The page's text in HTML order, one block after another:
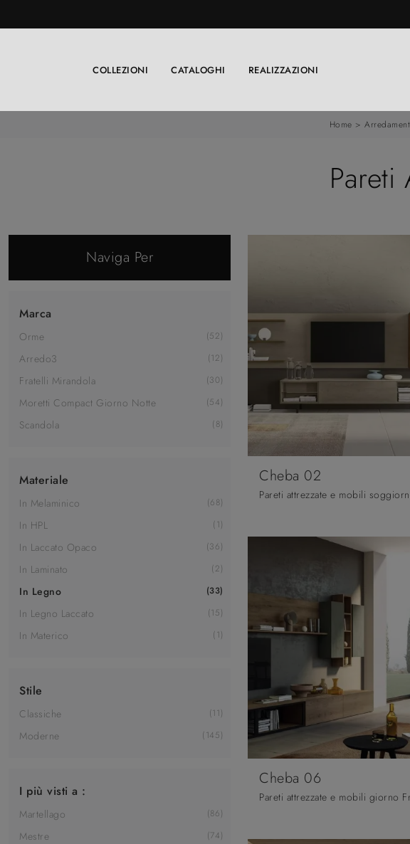
COLLEZIONI CATALOGHI REALIZZAZIONI
Home >
Pareti
Naviga Per
Marca
Orme 52
Arredo3 12
Fratelli Mirandola 30
Moretti Compact Giorno Notte 54
Scandola 8
Materiale
In Melaminico 68
In HPL 1
In Laccato Opaco 36
In Laminato 2
In Legno 33
In Legno Laccato 15
In Materico 1
Stile
Classiche 11
Moderne 145
I più visti a :
Martellago 86
Mestre 74
Cheba 02
Cheba 06